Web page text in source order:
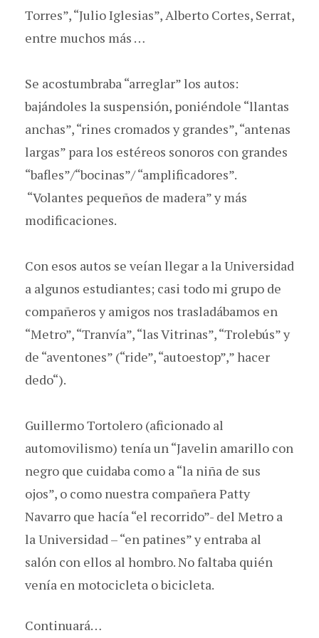
Torres”, “Julio Iglesias”, Alberto Cortes, Serrat,
entre muchos más …
Se acostumbraba “arreglar” los autos:
bajándoles la suspensión, poniéndole “llantas
anchas”, “rines cromados y grandes”, “antenas
largas” para los estéreos sonoros con grandes
“bafles”/“bocinas”/ “amplificadores”.
“Volantes pequeños de madera” y más
modificaciones.
Con esos autos se veían llegar a la Universidad
a algunos estudiantes; casi todo mi grupo de
compañeros y amigos nos trasladábamos en
“Metro”, “Tranvía”, “las Vitrinas”, “Trolebús” y
de “aventones” (“ride”, “autoestop”,” hacer
dedo“).
Guillermo Tortolero (aficionado al
automovilismo) tenía un “Javelin amarillo con
negro que cuidaba como a “la niña de sus
ojos”, o como nuestra compañera Patty
Navarro que hacía “el recorrido”- del Metro a
la Universidad – “en patines” y entraba al
salón con ellos al hombro. No faltaba quién
venía en motocicleta o bicicleta.
Continuará…